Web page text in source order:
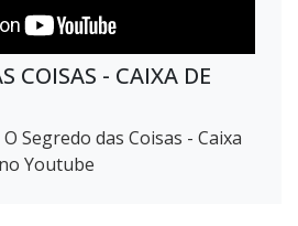
COISAS - CAIXA DE
Segredo das Coisas - Caixa
Youtube